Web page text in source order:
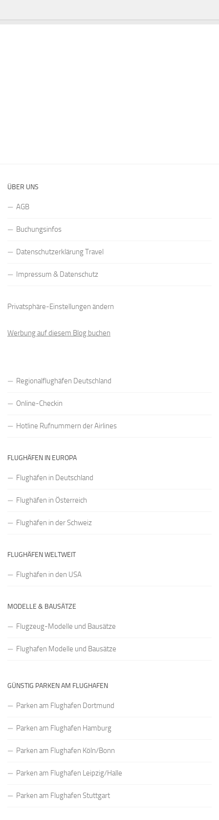
ÜBER UNS
AGB
Buchungsinfos
Datenschutzerklärung Travel
Impressum & Datenschutz
Privatsphäre-Einstellungen ändern
Werbung auf diesem Blog buchen
Regionalflughäfen Deutschland
Online-Checkin
Hotline Rufnummern der Airlines
FLUGHÄFEN IN EUROPA
Flughäfen in Deutschland
Flughäfen in Österreich
Flughäfen in der Schweiz
FLUGHÄFEN WELTWEIT
Flughäfen in den USA
MODELLE & BAUSÄTZE
Flugzeug-Modelle und Bausätze
Flughafen Modelle und Bausätze
GÜNSTIG PARKEN AM FLUGHAFEN
Parken am Flughafen Dortmund
Parken am Flughafen Hamburg
Parken am Flughafen Köln/Bonn
Parken am Flughafen Leipzig/Halle
Parken am Flughafen Stuttgart